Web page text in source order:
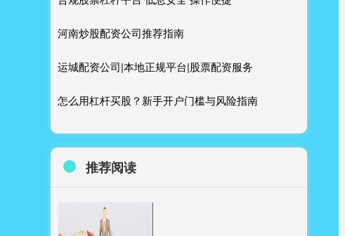
河南炒股配资公司推荐指南
运城配资公司|本地正规平台|股票配资服务
怎么用杠杆买股？新手开户门槛与风险指南
推荐阅读